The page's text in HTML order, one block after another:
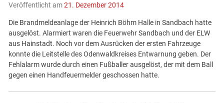
Veröffentlicht am21. Dezember 2014
Die Brandmeldeanlage der Heinrich Böhm Halle in Sandbach hatte
ausgelöst. Alarmiert waren die Feuerwehr Sandbach und der ELW
aus Hainstadt. Noch vor dem Ausrücken der ersten Fahrzeuge
konnte die Leitstelle des Odenwaldkreises Entwarnung geben. Der
Fehlalarm wurde durch einen Fußballer ausgelöst, der mit dem Ball
gegen einen Handfeuermelder geschossen hatte.